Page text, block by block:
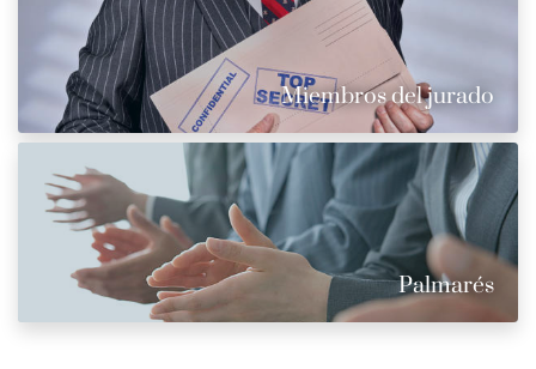
Miembros del jurado
Palmarés